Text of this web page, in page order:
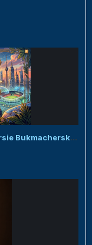
Honorowy dyplom w Malawijskim Konkursie Bukmacherskim :)